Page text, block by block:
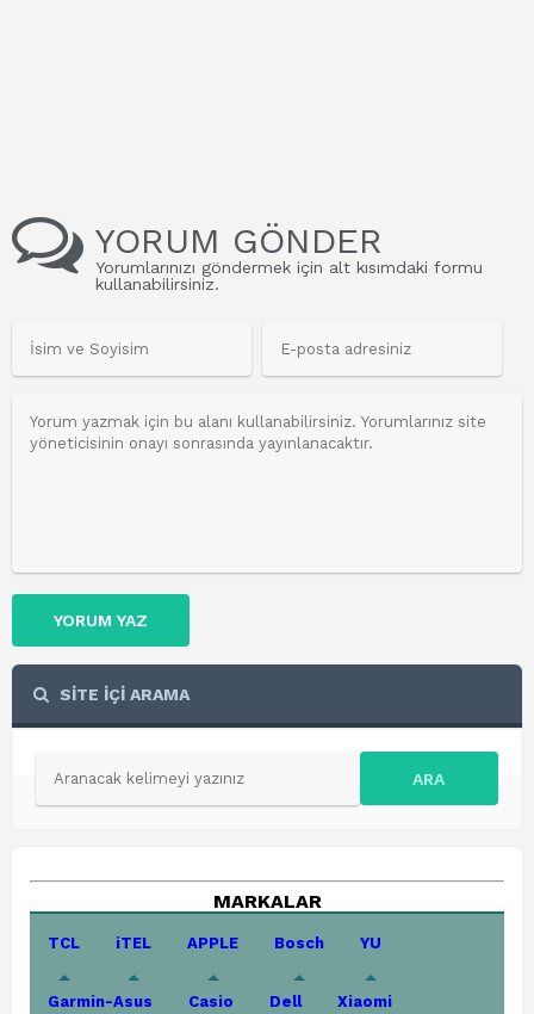
YORUM GÖNDER
Yorumlarınızı göndermek için alt kısımdaki formu
kullanabilirsiniz.
YORUM YAZ
SİTE İÇİ ARAMA
ARA
MARKALAR
TCL iTEL APPLE Bosch YU
Garmin-Asus Casio Dell Xiaomi